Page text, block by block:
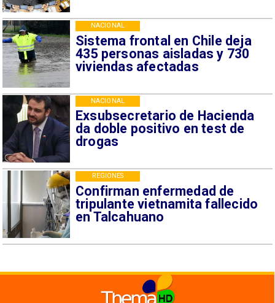
Sistema frontal en Chile deja
435 personas aisladas y 730
viviendas afectadas
NACIONAL
Exsubsecretario de Hacienda
da doble positivo en test de
drogas
NACIONAL
Confirman enfermedad de
tripulante vietnamita fallecido
en Talcahuano
REGIONES